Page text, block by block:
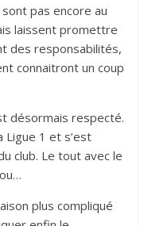
pas encore au
laissent promettre
des responsabilités,
connaitront un coup
désormais respecté.
Ligue 1 et s’est
club. Le tout avec le
plus compliqué